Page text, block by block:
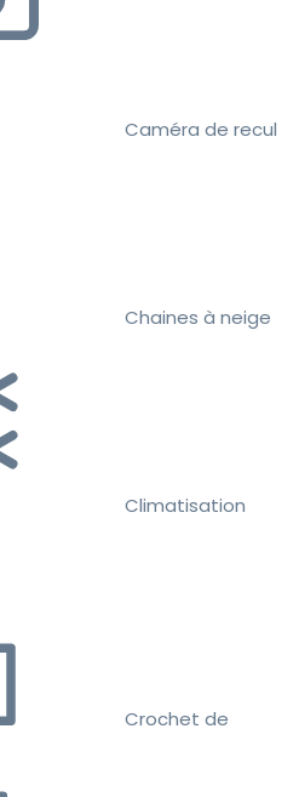
Caméra de recul
Chaines à neige
Climatisation
Crochet de